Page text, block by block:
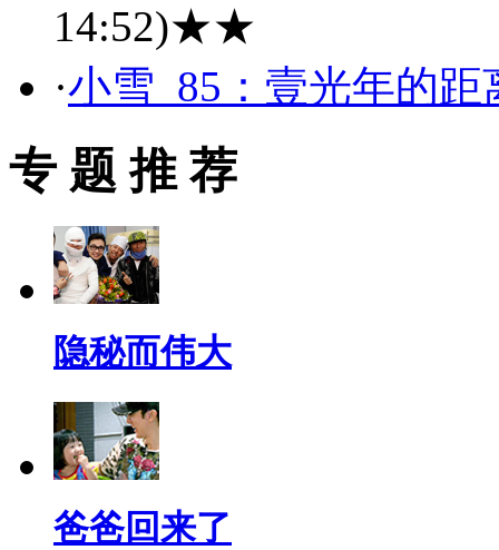
14:52)★★
·小雪_85：壹光年的距
专 题 推 荐
隐秘而伟大
爸爸回来了